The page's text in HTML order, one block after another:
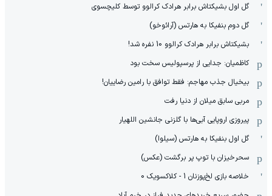
گل اول بشیکتاش برابر هرادک کرالوو توسط کلیچسوی
گل دوم بنفیکا به هارتس (آرائوخو)
بشیکتاش برابر هرادک کرالوو 10 نفره شد!
کاظمیان: جدایی از پرسپولیس سخت بود
بیخیال جذب مهاجم: فقط توافق با رامین رضاییان!
مربی سابق میلان از دنیا رفت
پیروزی اروپایی آبی‌ها با گلزنی جانشین اللهیار
گل اول بنفیکا به هارتس (سیلوا)
سحرخیزان با توپ پر برگشت (عکس)
خلاصه بازی لخ‌پوزنان 1 - کلاکسویک 0